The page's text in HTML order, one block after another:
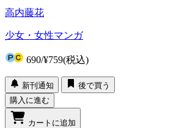
高内藤花
少女・女性マンガ
690/¥759(税込)
新刊通知
後で買う
購入に進む
カートに追加